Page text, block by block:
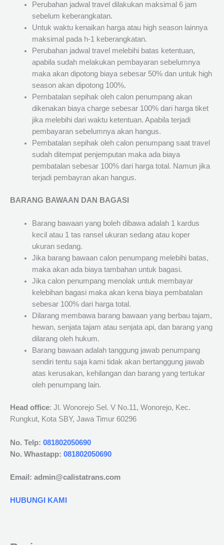
Perubahan jadwal travel dilakukan maksimal 6 jam
sebelum keberangkatan.
Untuk waktu kenaikan harga atau high season lainnya
maksimal pada h-1 keberangkatan.
Perubahan jadwal travel melebihi batas ketentuan,
apabila sudah melakukan pembayaran sebelumnya
maka akan dipotong biaya sebesar 50% dan untuk high
season akan dipotong 100%.
Pembatalan sepihak oleh calon penumpang akan
dikenakan biaya charge sebesar 100% dari harga tiket
jika melebihi dari waktu ketentuan. Apabila terjadi
pembayaran sebelumnya akan hangus.
Pembatalan sepihak oleh calon penumpang saat travel
sudah ditempat penjemputan maka ada biaya
pembatalan sebesar 100% dari harga total. Namun jika
terjadi pembayran akan hangus.
BARANG BAWAAN DAN BAGASI
Barang bawaan yang boleh dibawa adalah 1 kardus
kecil atau 1 tas ransel ukuran sedang atau koper
ukuran sedang.
Jika barang bawaan calon penumpang melebihi batas,
maka akan ada biaya tambahan untuk bagasi.
Jika calon penumpang menolak untuk membayar
kelebihan bagasi maka akan kena biaya pembatalan
sebesar 100% dari harga total.
Dilarang membawa barang bawaan yang berbau tajam,
hewan, senjata tajam atau senjata api, dan barang yang
dilarang oleh hukum.
Barang bawaan adalah tanggung jawab penumpang
sendiri tentu saja kami tidak akan bertanggung jawab
atas kerusakan, kehilangan dan barang yang tertukar
oleh penumpang lain.
Head office: Jl. Wonorejo Sel. V No.11, Wonorejo, Kec.
Rungkut, Kota SBY, Jawa Timur 60296
No. Telp: 081802050690
No. Whastapp: 081802050690
Email: admin@calistatrans.com
HUBUNGI KAMI